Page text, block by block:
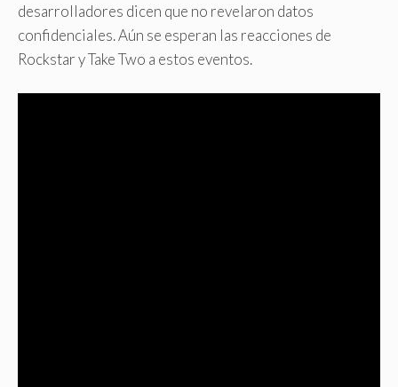
desarrolladores dicen que no revelaron datos
confidenciales. Aún se esperan las reacciones de
Rockstar y Take Two a estos eventos.